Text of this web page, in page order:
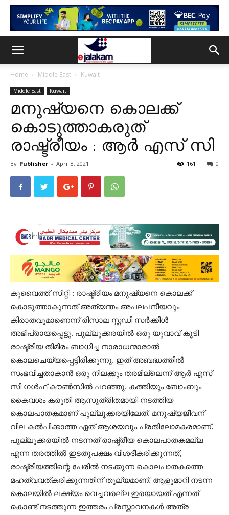
Home Middle East Kuwait
Middle East Kuwait
മനുഷ്യനെ കൊലക്ക്
കൊടുത്താകരുത്
രാഷ്ട്രീയം : ആര്‍ എസ് സി
By Publisher - April 8, 2021 0
161
കുവൈത്ത് സിറ്റി : രാഷ്ട്രീയം മനുഷ്യനെ കൊലക്ക്
കൊടുത്താകുന്നത് അത്യന്തം അപലപനീയവും
കിരാതവുമാണെന്ന് രിസാല സ്റ്റഡി സര്‍ക്കിള്‍
അഭിപ്രായപ്പെട്ടു. പുല്ലൂക്കരയില്‍ ഒരു യുവാവ് കൂടി
രാഷ്ട്രീയ തിമിരം ബാധിച്ച നാരാധന്മാരാല്‍
കൊലചെയ്യപ്പെട്ടിരിക്കുന്നു. ഇത് അബദ്ധത്തില്‍
സംഭവിച്ചതാകാന്‍ ഒരു നിലക്കും തരമില്ലെന്ന് ആര്‍ എസ്
സി ഗള്‍ഫ് കൗണ്‍സില്‍ പറഞ്ഞു. കത്തിയും ബോംബും
കൈവശം കരുതി ആസൂത്രിതമായി നടത്തിയ
കൊലപാതകമാണ് പുല്ലൂക്കരയിലേത്. മനുഷ്യജീവന്
വില കല്‍പിക്കാത്ത ഏത് ആശയവും പ്രതിലോമകരമാണ്.
പുല്ലൂക്കരയില്‍ നടന്നത് രാഷ്ട്രീയ കൊലപാതകമല്ല
എന്ന തരത്തില്‍ ഇടതുപക്ഷം വിശദീകരിക്കുന്നത്,
രാഷ്ട്രീയത്തിന്റെ പേരില്‍ നടക്കുന്ന കൊലപാതകത്തെ
മഹത്വവത്കരിക്കുന്നതിന് തുല്യമാണ്. ആളുമാറി നടന്ന
കൊലയില്‍ ലക്ഷ്യം വെച്ചവരല്ല ഇരയായത് എന്നത്
കൊണ്ട് നടത്തുന്ന ഇത്തരം പ്രസ്താവനകള്‍ അത്ര